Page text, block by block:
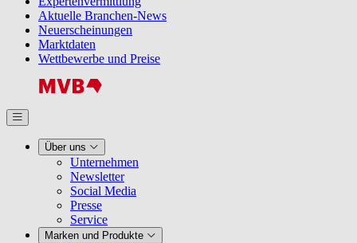
Aktuelle Branchen-News
Neuerscheinungen
Marktdaten
Wettbewerbe und Preise
Über uns
Unternehmen
Newsletter
Social Media
Presse
Service
Marken und Produkte